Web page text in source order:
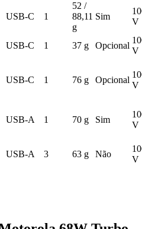
USB-C 1
52 /
88,11
g
Sim
V
USB-C 1 37 g Opcional
V
USB-C 1 76 g Opcional
V
USB-A 1 70 g Sim
V
USB-A 3 63 g Não
V